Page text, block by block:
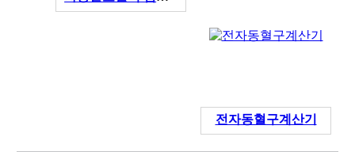
전자동혈구계산기